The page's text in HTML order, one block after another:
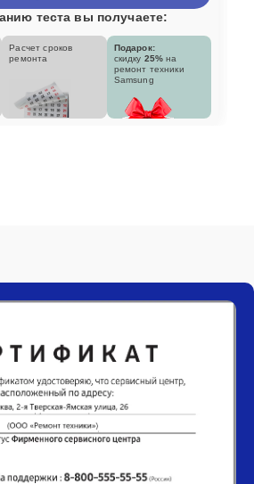
теста вы получаете:
Расчет сроков
ремонта
Подарок:
скидку 25% на
ремонт техники
Samsung